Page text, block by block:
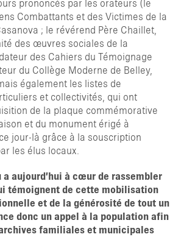
prononcés par les orateurs (le
Combattants et des Victimes de la
; le révérend Père Chaillet,
des œuvres sociales de la
des Cahiers du Témoignage
du Collège Moderne de Belley,
également les listes de
et collectivités, qui ont
de la plaque commémorative
et du monument érigé à
jour-là grâce à la souscription
les élus locaux.
a aujourd’hui à cœur de rassembler
témoignent de cette mobilisation
et de la générosité de tout un
donc un appel à la population afin
familiales et municipales